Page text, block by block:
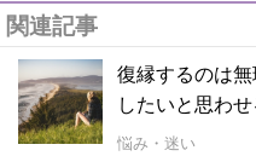
関連記事
復縁するのは
したいと思わ
悩み・迷い